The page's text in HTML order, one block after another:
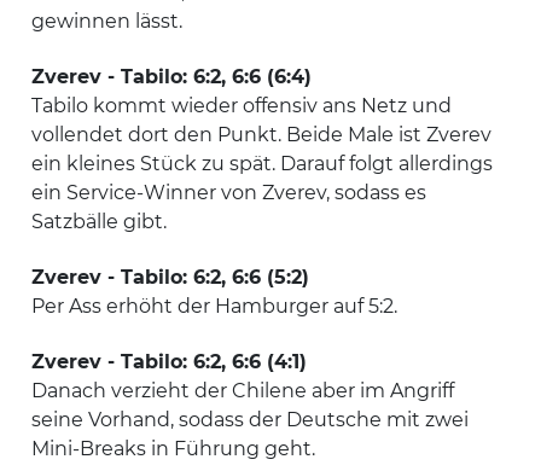
gewinnen lässt.
Zverev - Tabilo: 6:2, 6:6 (6:4)
Tabilo kommt wieder offensiv ans Netz und
vollendet dort den Punkt. Beide Male ist Zverev
ein kleines Stück zu spät. Darauf folgt allerdings
ein Service-Winner von Zverev, sodass es
Satzbälle gibt.
Zverev - Tabilo: 6:2, 6:6 (5:2)
Per Ass erhöht der Hamburger auf 5:2.
Zverev - Tabilo: 6:2, 6:6 (4:1)
Danach verzieht der Chilene aber im Angriff
seine Vorhand, sodass der Deutsche mit zwei
Mini-Breaks in Führung geht.